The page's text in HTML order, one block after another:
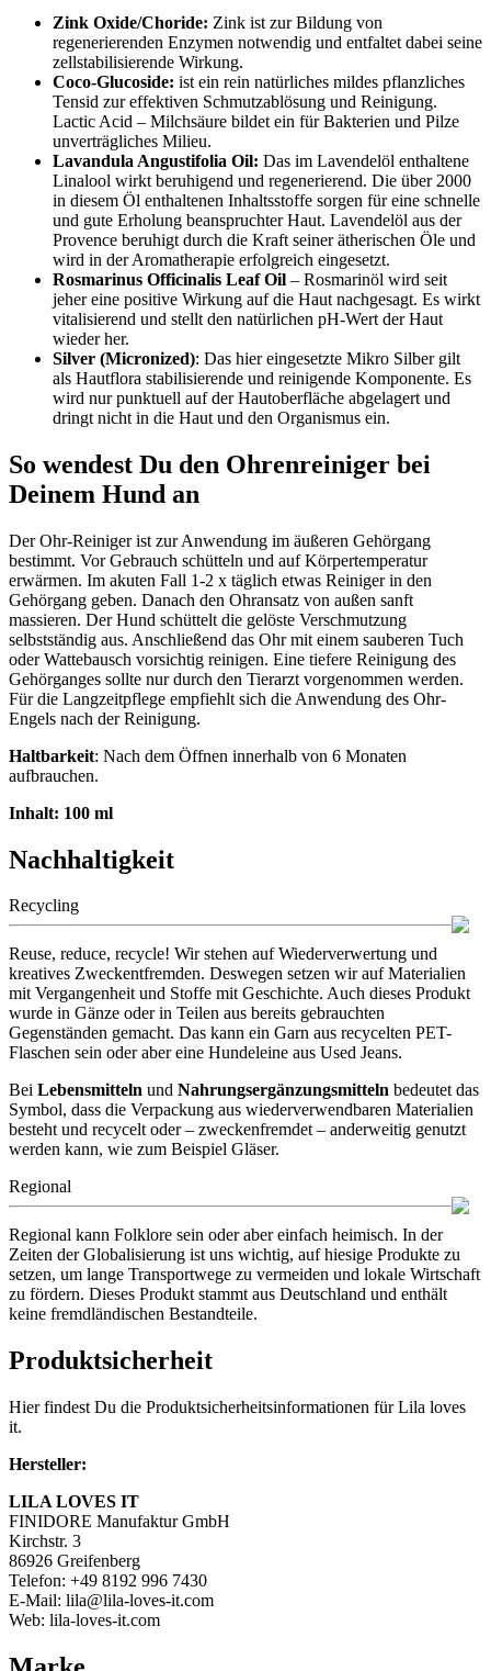
Zink Oxide/Choride: Zink ist zur Bildung von
regenerierenden Enzymen notwendig und entfaltet dabei seine
zellstabilisierende Wirkung.
Coco-Glucoside: ist ein rein natürliches mildes pflanzliches
Tensid zur effektiven Schmutzablösung und Reinigung.
Lactic Acid – Milchsäure bildet ein für Bakterien und Pilze
unverträgliches Milieu.
Lavandula Angustifolia Oil: Das im Lavendelöl enthaltene
Linalool wirkt beruhigend und regenerierend. Die über 2000
in diesem Öl enthaltenen Inhaltsstoffe sorgen für eine schnelle
und gute Erholung beanspruchter Haut. Lavendelöl aus der
Provence beruhigt durch die Kraft seiner ätherischen Öle und
wird in der Aromatherapie erfolgreich eingesetzt.
Rosmarinus Officinalis Leaf Oil – Rosmarinöl wird seit
jeher eine positive Wirkung auf die Haut nachgesagt. Es wirkt
vitalisierend und stellt den natürlichen pH-Wert der Haut
wieder her.
Silver (Micronized): Das hier eingesetzte Mikro Silber gilt
als Hautflora stabilisierende und reinigende Komponente. Es
wird nur punktuell auf der Hautoberfläche abgelagert und
dringt nicht in die Haut und den Organismus ein.
So wendest Du den Ohrenreiniger bei
Deinem Hund an
Der Ohr-Reiniger ist zur Anwendung im äußeren Gehörgang
bestimmt. Vor Gebrauch schütteln und auf Körpertemperatur
erwärmen. Im akuten Fall 1-2 x täglich etwas Reiniger in den
Gehörgang geben. Danach den Ohransatz von außen sanft
massieren. Der Hund schüttelt die gelöste Verschmutzung
selbstständig aus. Anschließend das Ohr mit einem sauberen Tuch
oder Wattebausch vorsichtig reinigen. Eine tiefere Reinigung des
Gehörganges sollte nur durch den Tierarzt vorgenommen werden.
Für die Langzeitpflege empfiehlt sich die Anwendung des Ohr-
Engels nach der Reinigung.
Haltbarkeit: Nach dem Öffnen innerhalb von 6 Monaten
aufbrauchen.
Inhalt: 100 ml
Nachhaltigkeit
Recycling
Reuse, reduce, recycle! Wir stehen auf Wiederverwertung und
kreatives Zweckentfremden. Deswegen setzen wir auf Materialien
mit Vergangenheit und Stoffe mit Geschichte. Auch dieses Produkt
wurde in Gänze oder in Teilen aus bereits gebrauchten
Gegenständen gemacht. Das kann ein Garn aus recycelten PET-
Flaschen sein oder aber eine Hundeleine aus Used Jeans.
Bei Lebensmitteln und Nahrungsergänzungsmitteln bedeutet das
Symbol, dass die Verpackung aus wiederverwendbaren Materialien
besteht und recycelt oder – zweckenfremdet – anderweitig genutzt
werden kann, wie zum Beispiel Gläser.
Regional
Regional kann Folklore sein oder aber einfach heimisch. In der
Zeiten der Globalisierung ist uns wichtig, auf hiesige Produkte zu
setzen, um lange Transportwege zu vermeiden und lokale Wirtschaft
zu fördern. Dieses Produkt stammt aus Deutschland und enthält
keine fremdländischen Bestandteile.
Produktsicherheit
Hier findest Du die Produktsicherheitsinformationen für Lila loves
it.
Hersteller:
LILA LOVES IT
FINIDORE Manufaktur GmbH
Kirchstr. 3
86926 Greifenberg
Telefon: +49 8192 996 7430
E-Mail: lila@lila-loves-it.com
Web: lila-loves-it.com